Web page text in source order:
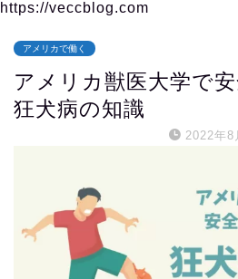
https://veccblog.com
アメリカで働く
アメリカ獣医大学で
狂犬病の知識
2022年8